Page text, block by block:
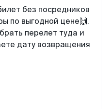
без посредников
по выгодной цене🙌.
перелет туда и
дату возвращения